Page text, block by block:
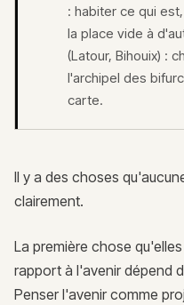
: habiter ce qui
la place vide à
(Latour, Bihouix) :
l'archipel des
carte.
Il y a des choses
clairement.
La première chose
rapport à l'avenir dépend
Penser l'avenir comme